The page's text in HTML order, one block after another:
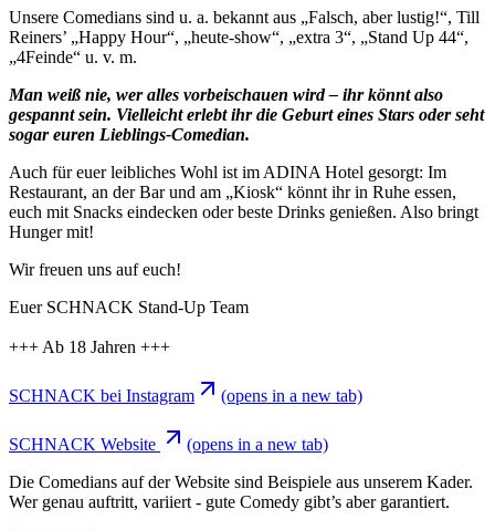
Unsere Comedians sind u. a. bekannt aus „Falsch, aber lustig!“, Till
Reiners’ „Happy Hour“, „heute-show“, „extra 3“, „Stand Up 44“,
„4Feinde“ u. v. m.
Man weiß nie, wer alles vorbeischauen wird – ihr könnt also
gespannt sein. Vielleicht erlebt ihr die Geburt eines Stars oder seht
sogar euren Lieblings-Comedian.
Auch für euer leibliches Wohl ist im ADINA Hotel gesorgt: Im
Restaurant, an der Bar und am „Kiosk“ könnt ihr in Ruhe essen,
euch mit Snacks eindecken oder beste Drinks genießen. Also bringt
Hunger mit!
Wir freuen uns auf euch!
Euer SCHNACK Stand-Up Team
+++ Ab 18 Jahren +++
SCHNACK bei Instagram (opens in a new tab)
SCHNACK Website
(opens in a new tab)
Die Comedians auf der Website sind Beispiele aus unserem Kader.
Wer genau auftritt, variiert - gute Comedy gibt’s aber garantiert.